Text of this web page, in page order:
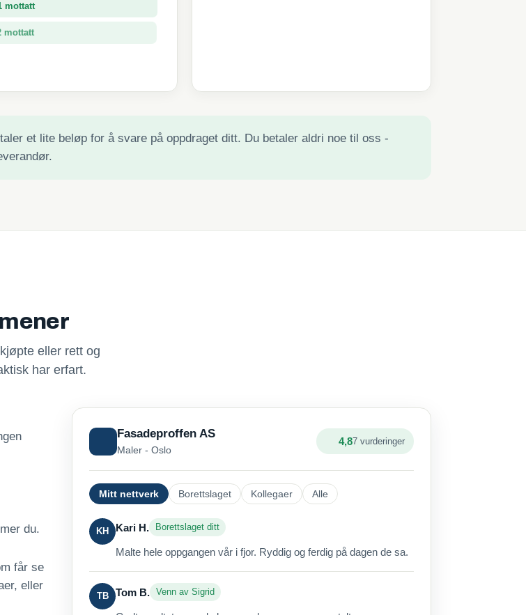
mottatt
mottatt
et lite beløp for å svare på oppdraget ditt. Du betaler aldri noe til oss -
eller rett og
har erfart.
du.
får se
eller
Fasadeproffen AS
Maler - Oslo
4,87 vurderinger
Mitt nettverk Borettslaget Kollegaer Alle
KH Kari H. Borettslaget ditt
Malte hele oppgangen vår i fjor. Ryddig og ferdig på dagen de sa.
TB Tom B. Venn av Sigrid